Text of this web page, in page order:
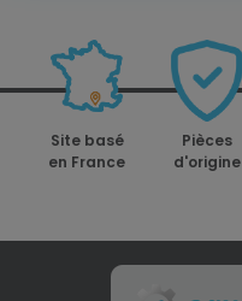
Site basé
en France
Pièces
d'origine